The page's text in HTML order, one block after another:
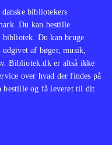
bibliotekers
Du kan bestille
bibliotek. Du kan bruge
af bøger, musik,
Bibliotek.dk er altså ikke
over hvad der findes på
bestille og få leveret til dit